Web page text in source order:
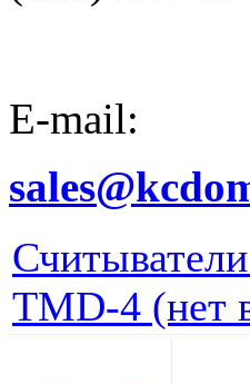
E-mail:
TMD-4 (нет